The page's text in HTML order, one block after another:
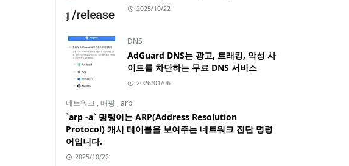
2025/10/22
DNS
AdGuard DNS는 광고, 트래킹, 악성 사
이트를 차단하는 무료 DNS 서비스
2026/01/06
네트워크 ,매핑 ,arp
`arp -a` 명령어는 ARP(Address Resolution
Protocol) 캐시 테이블을 보여주는 네트워크 진단 명령
어입니다.
2025/10/22